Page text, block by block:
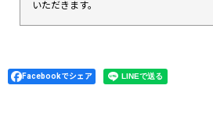
いただきます。
Facebookでシェア